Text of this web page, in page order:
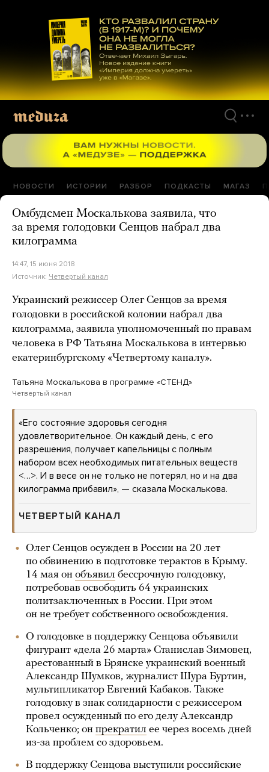
материалам
НОВОСТИ ИСТОРИИ РАЗБОР ПОДКАСТЫ МАГАЗ
Омбудсмен Москалькова заявила, что
за время голодовки Сенцов набрал два
килограмма
14:47, 15 июня 2018
Источник: Четвертый канал
Украинский режиссер Олег Сенцов за время
голодовки в российской колонии набрал два
килограмма, заявила уполномоченный по правам
человека в РФ Татьяна Москалькова в интервью
екатеринбургскому «Четвертому каналу».
Татьяна Москалькова в программе «СТЕНД»
Четвертый канал
«Его состояние здоровья сегодня
удовлетворительное. Он каждый день, с его
разрешения, получает капельницы с полным
набором всех необходимых питательных веществ
<…>. И в весе он не только не потерял, но и на два
килограмма прибавил», — сказала Москалькова.
ЧЕТВЕРТЫЙ КАНАЛ
Олег Сенцов осужден в России на 20 лет
по обвинению в подготовке терактов в Крыму.
14 мая он объявил бессрочную голодовку,
потребовав освободить 64 украинских
политзаключенных в России. При этом
он не требует собственного освобождения.
О голодовке в поддержку Сенцова объявили
фигурант «дела 26 марта» Станислав Зимовец,
арестованный в Брянске украинский военный
Александр Шумков, журналист Шура Буртин,
мультипликатор Евгений Кабаков. Также
голодовку в знак солидарности с режиссером
провел осужденный по его делу Александр
Кольченко; он прекратил ее через восемь дней
из-за проблем со здоровьем.
В поддержку Сенцова выступили российские